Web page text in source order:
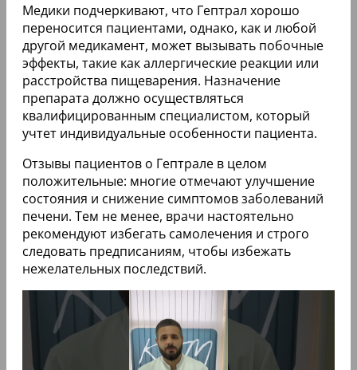
Медики подчеркивают, что Гептрал хорошо
переносится пациентами, однако, как и любой
другой медикамент, может вызывать побочные
эффекты, такие как аллергические реакции или
расстройства пищеварения. Назначение
препарата должно осуществляться
квалифицированным специалистом, который
учтет индивидуальные особенности пациента.
Отзывы пациентов о Гептрале в целом
положительные: многие отмечают улучшение
состояния и снижение симптомов заболеваний
печени. Тем не менее, врачи настоятельно
рекомендуют избегать самолечения и строго
следовать предписаниям, чтобы избежать
нежелательных последствий.